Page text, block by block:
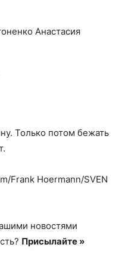
Анастасия
Только потом бежать
Frank Hoermann/SVEN
новостями
Присылайте »